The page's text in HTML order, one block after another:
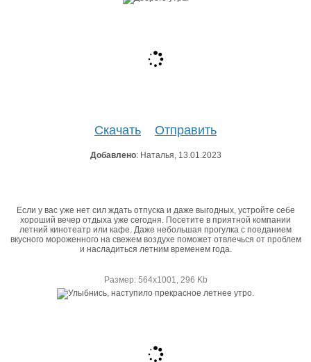
Скачать Отправить
Добавлено: Наталья, 13.01.2023
Если у вас уже нет сил ждать отпуска и даже выгодных, устройте себе
хороший вечер отдыха уже сегодня. Посетите в приятной компании
летний кинотеатр или кафе. Даже небольшая прогулка с поеданием
вкусного мороженного на свежем воздухе поможет отвлечься от проблем
и насладиться летним временем года.
Размер: 564х1001, 296 Kb